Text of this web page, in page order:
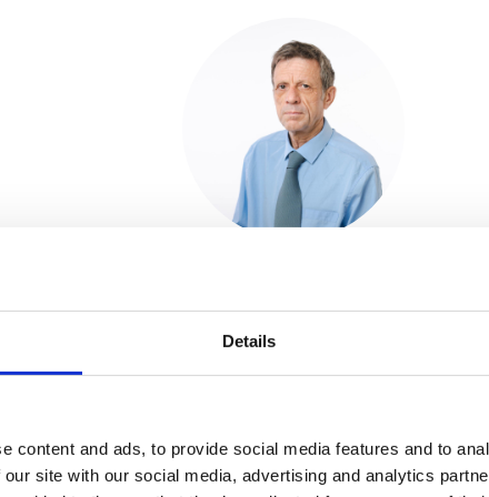
Details
content and ads, to provide social media features and to
site with our social media, advertising and analytics
Teacher of Maths